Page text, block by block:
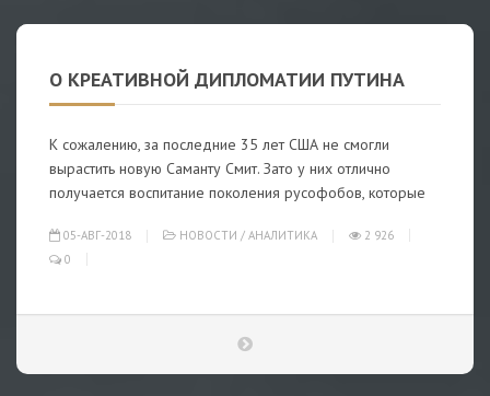
О КРЕАТИВНОЙ ДИПЛОМАТИИ ПУТИНА
К сожалению, за последние 35 лет США не смогли
вырастить новую Саманту Смит. Зато у них отлично
получается воспитание поколения русофобов, которые
05-АВГ-2018 НОВОСТИ / АНАЛИТИКА
2 926
0